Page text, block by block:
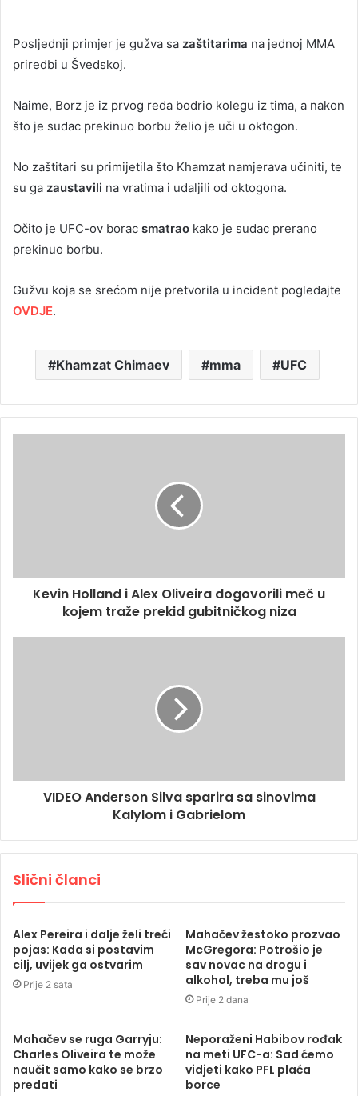
Posljednji primjer je gužva sa zaštitarima na jednoj MMA
priredbi u Švedskoj.
Naime, Borz je iz prvog reda bodrio kolegu iz tima, a nakon
što je sudac prekinuo borbu želio je uči u oktogon.
No zaštitari su primijetila što Khamzat namjerava učiniti, te
su ga zaustavili na vratima i udaljili od oktogona.
Očito je UFC-ov borac smatrao kako je sudac prerano
prekinuo borbu.
Gužvu koja se srećom nije pretvorila u incident pogledajte
OVDJE.
Khamzat Chimaev mma UFC
Kevin Holland i Alex Oliveira dogovorili meč u
kojem traže prekid gubitničkog niza
VIDEO Anderson Silva sparira sa sinovima
Kalylom i Gabrielom
Slični članci
Alex Pereira i dalje želi treći
pojas: Kada si postavim
cilj, uvijek ga ostvarim
Prije 2 sata
Mahačev žestoko prozvao
McGregora: Potrošio je
sav novac na drogu i
alkohol, treba mu još
Prije 2 dana
Mahačev se ruga Garryju:
Charles Oliveira te može
naučit samo kako se brzo
predati
Neporaženi Habibov rođak
na meti UFC-a: Sad ćemo
vidjeti kako PFL plaća
borce